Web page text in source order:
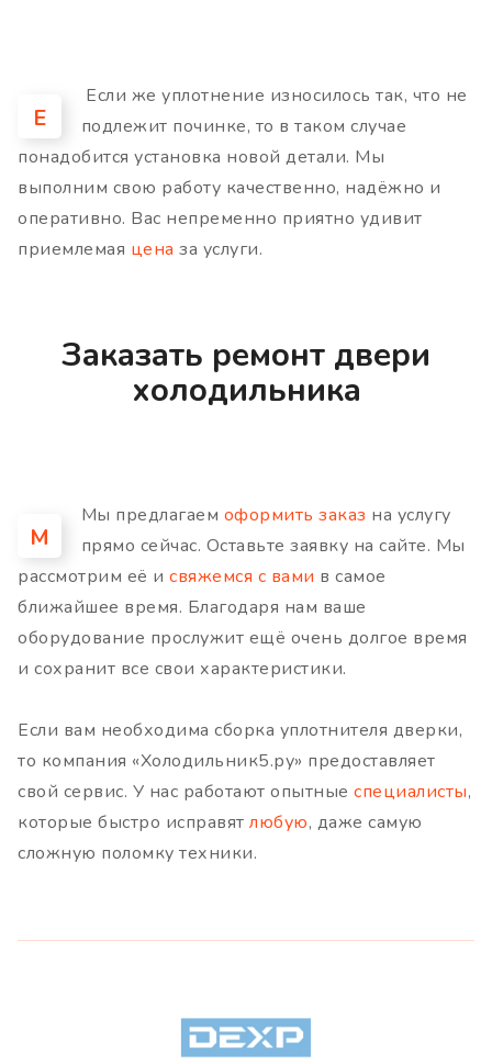
Е
Если же уплотнение износилось так, что не
подлежит починке, то в таком случае
понадобится установка новой детали. Мы
выполним свою работу качественно, надёжно и
оперативно. Вас непременно приятно удивит
приемлемая цена за услуги.
Заказать ремонт двери
холодильника
М
Мы предлагаем оформить заказ на услугу
прямо сейчас. Оставьте заявку на сайте. Мы
рассмотрим её и свяжемся с вами в самое
ближайшее время. Благодаря нам ваше
оборудование прослужит ещё очень долгое время
и сохранит все свои характеристики.
Если вам необходима сборка уплотнителя дверки,
то компания «Холодильник5.ру» предоставляет
свой сервис. У нас работают опытные специалисты,
которые быстро исправят любую, даже самую
сложную поломку техники.